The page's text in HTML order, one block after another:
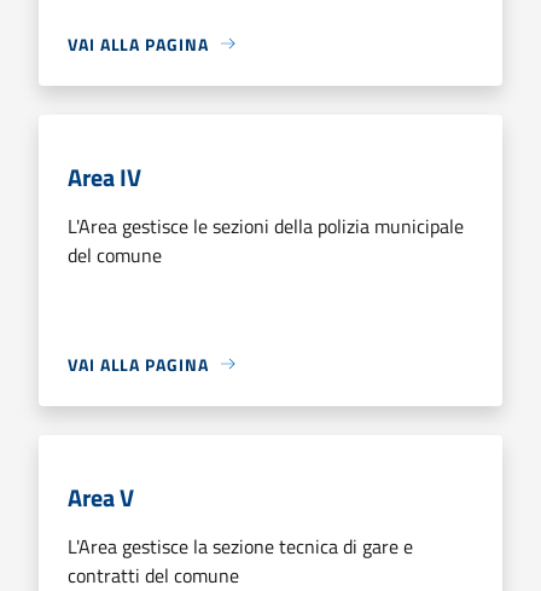
VAI ALLA PAGINA
Area IV
L'Area gestisce le sezioni della polizia municipale
del comune
VAI ALLA PAGINA
Area V
L'Area gestisce la sezione tecnica di gare e
contratti del comune